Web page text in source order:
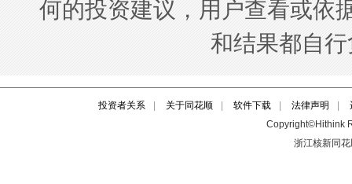
投资者关系 关于同花顺 软件下载 法律声明
Copyright©Hithink
浙江核新同